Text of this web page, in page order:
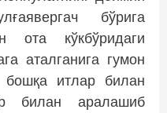
бўрига
ота кўкбўридаги
аталганига гумон
бошқа итлар билан
билан аралашиб